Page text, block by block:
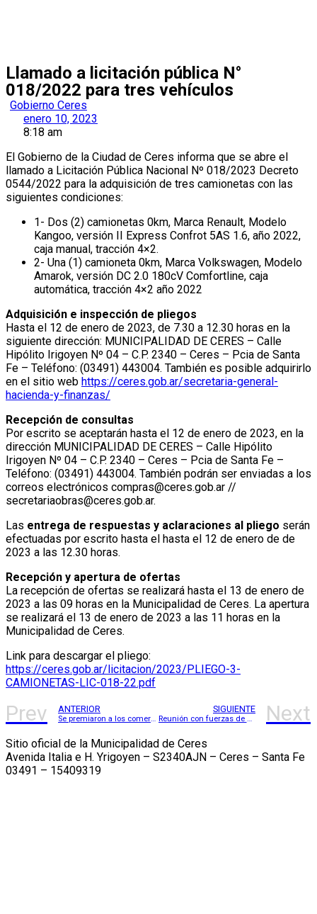
Llamado a licitación pública N°
018/2022 para tres vehículos
Gobierno Ceres
enero 10, 2023
8:18 am
El Gobierno de la Ciudad de Ceres informa que se abre el
llamado a Licitación Pública Nacional Nº 018/⁠2023 Decreto
0544/2022 para la adquisición de tres camionetas con las
siguientes condiciones:
1- Dos (2) camionetas 0km, Marca Renault, Modelo
Kangoo, versión II Express Confrot 5AS 1.6, año 2022,
caja manual, tracción 4×2.
2- Una (1) camioneta 0km, Marca Volkswagen, Modelo
Amarok, versión DC 2.0 180cV Comfortline, caja
automática, tracción 4×2 año 2022
Adquisición e inspección de pliegos
Hasta el 12 de enero de 2023, de 7.30 a 12.30 horas en la
siguiente dirección: MUNICIPALIDAD DE CERES – Calle
Hipólito Irigoyen Nº 04 – C.P. 2340 – Ceres – Pcia de Santa
Fe – Teléfono: (03491) 443004. También es posible adquirirlo
en el sitio web https://ceres.gob.ar/secretaria-general-
hacienda-y-finanzas/
Recepción de consultas
Por escrito se aceptarán hasta el 12 de enero de 2023, en la
dirección MUNICIPALIDAD DE CERES – Calle Hipólito
Irigoyen Nº 04 – C.P. 2340 – Ceres – Pcia de Santa Fe –
Teléfono: (03491) 443004. También podrán ser enviadas a los
correos electrónicos compras@ceres.gob.ar //
secretariaobras@ceres.gob.ar.
Las entrega de respuestas y aclaraciones al pliego serán
efectuadas por escrito hasta el hasta el 12 de enero de de
2023 a las 12.30 horas.
Recepción y apertura de ofertas
La recepción de ofertas se realizará hasta el 13 de enero de
2023 a las 09 horas en la Municipalidad de Ceres. La apertura
se realizará el 13 de enero de 2023 a las 11 horas en la
Municipalidad de Ceres.
Link para descargar el pliego:
https://ceres.gob.ar/licitacion/2023/PLIEGO-3-
CAMIONETAS-LIC-018-22.pdf
Prev ANTERIOR SIGUIENTE Next
Sitio oficial de la Municipalidad de Ceres
Avenida Italia e H. Yrigoyen – S2340AJN – Ceres – Santa Fe
03491 – 15409319